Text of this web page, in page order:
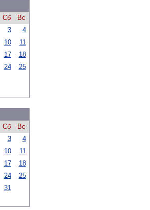
Сб
Вс
3
4
10
11
17
18
24
25
Сб
Вс
3
4
10
11
17
18
24
25
31